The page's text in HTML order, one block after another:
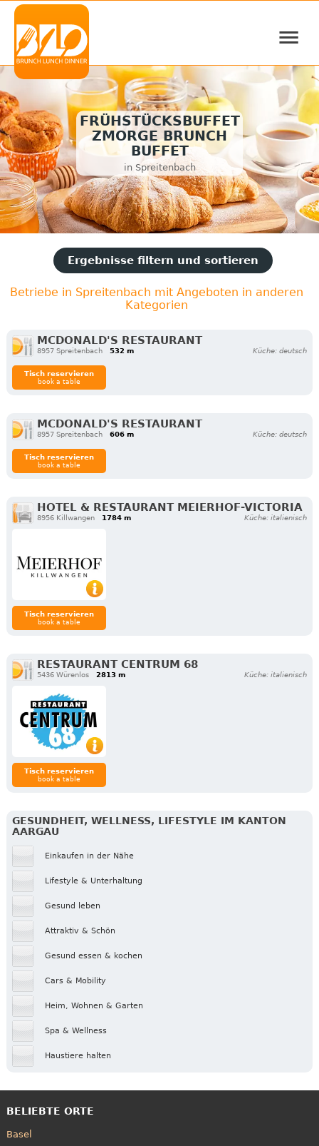
≡
FRÜHSTÜCKSBUFFET
ZMORGE BRUNCH
BUFFET
in Spreitenbach
Ergebnisse filtern und sortieren
Betriebe in Spreitenbach mit Angeboten in anderen
Kategorien
MCDONALD'S RESTAURANT
8957 Spreitenbach 532 m Küche: deutsch
Tisch reservieren
book a table
MCDONALD'S RESTAURANT
8957 Spreitenbach 606 m Küche: deutsch
Tisch reservieren
book a table
HOTEL & RESTAURANT MEIERHOF-VICTORIA
8956 Killwangen 1784 m Küche: italienisch
Tisch reservieren
book a table
RESTAURANT CENTRUM 68
5436 Würenlos 2813 m Küche: italienisch
Tisch reservieren
book a table
GESUNDHEIT, WELLNESS, LIFESTYLE IM KANTON
AARGAU
Einkaufen in der Nähe
Lifestyle & Unterhaltung
Gesund leben
Attraktiv & Schön
Gesund essen & kochen
Cars & Mobility
Heim, Wohnen & Garten
Spa & Wellness
Haustiere halten
BELIEBTE ORTE
Basel